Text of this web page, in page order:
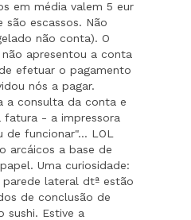
em média valem 5 eur
são escassos. Não
não conta). O
apresentou a conta
efetuar o pagamento
nós a pagar.
a consulta da conta e
fatura - a impressora
funcionar"... LOL
arcáicos a base de
Uma curiosidade:
lateral dtª estão
de conclusão de
sushi. Estive a